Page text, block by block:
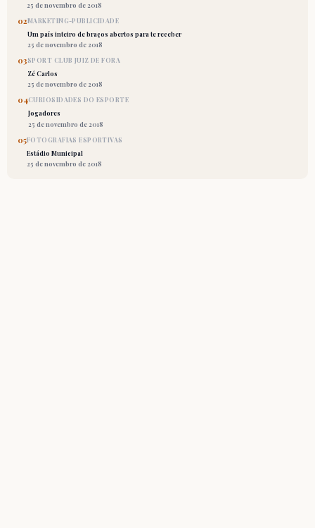
25 de novembro de 2018
02MARKETING-PUBLICIDADE
Um país inteiro de braços abertos para te receber
25 de novembro de 2018
03SPORT CLUB JUIZ DE FORA
Zé Carlos
25 de novembro de 2018
04CURIOSIDADES DO ESPORTE
Jogadores
25 de novembro de 2018
05FOTOGRAFIAS ESPORTIVAS
Estádio Municipal
25 de novembro de 2018